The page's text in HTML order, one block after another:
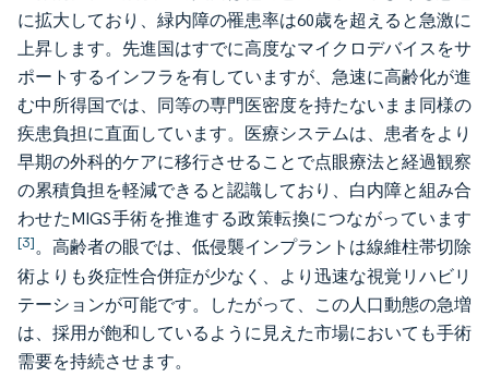
に拡大しており、緑内障の罹患率は60歳を超えると急激に
上昇します。先進国はすでに高度なマイクロデバイスをサ
ポートするインフラを有していますが、急速に高齢化が進
む中所得国では、同等の専門医密度を持たないまま同様の
疾患負担に直面しています。医療システムは、患者をより
早期の外科的ケアに移行させることで点眼療法と経過観察
の累積負担を軽減できると認識しており、白内障と組み合
わせたMIGS手術を推進する政策転換につながっています
[3]。高齢者の眼では、低侵襲インプラントは線維柱帯切除
術よりも炎症性合併症が少なく、より迅速な視覚リハビリ
テーションが可能です。したがって、この人口動態の急増
は、採用が飽和しているように見えた市場においても手術
需要を持続させます。